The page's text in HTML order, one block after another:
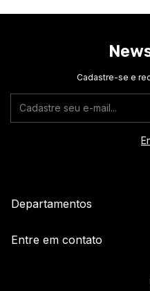
Cadastre-se e
Departamentos
Entre em contato